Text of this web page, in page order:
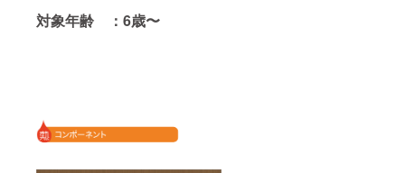
対象年齢 ：6歳〜